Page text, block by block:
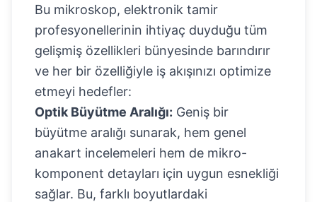
Bu mikroskop, elektronik tamir
profesyonellerinin ihtiyaç duyduğu tüm
gelişmiş özellikleri bünyesinde barındırır
ve her bir özelliğiyle iş akışınızı optimize
etmeyi hedefler:
Optik Büyütme Aralığı: Geniş bir
büyütme aralığı sunarak, hem genel
anakart incelemeleri hem de mikro-
komponent detayları için uygun esnekliği
sağlar. Bu, farklı boyutlardaki